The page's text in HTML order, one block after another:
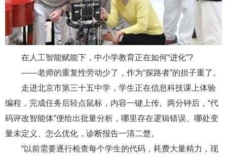
在人工智能赋能下，中小学教育正在如何“进化”?
——老师的重复性劳动少了，作为“探路者”的担子重了。
走进北京市第三十五中学，学生正在信息科技课上体验
编程，完成任务后轻点鼠标，内容一键上传。两分钟后，“代
码评改智能体”便给出批量分析，哪里存在逻辑错误、哪处变
量未定义、怎么优化，诊断报告一清二楚。
“以前需要逐行检查每个学生的代码，耗费大量精力，现